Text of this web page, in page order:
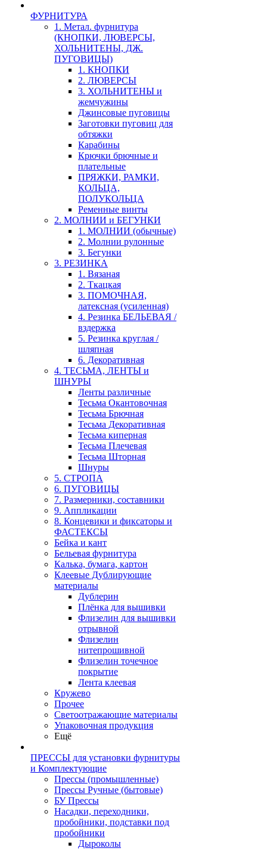
ФУРНИТУРА
1. Метал. фурнитура
(КНОПКИ, ЛЮВЕРСЫ,
ХОЛЬНИТЕНЫ, ДЖ.
ПУГОВИЦЫ)
1. КНОПКИ
2. ЛЮВЕРСЫ
3. ХОЛЬНИТЕНЫ и
жемчужины
Джинсовые пуговицы
Заготовки пуговиц для
обтяжки
Карабины
Крючки брючные и
плательные
ПРЯЖКИ, РАМКИ,
КОЛЬЦА,
ПОЛУКОЛЬЦА
Ременные винты
2. МОЛНИИ и БЕГУНКИ
1. МОЛНИИ (обычные)
2. Молнии рулонные
3. Бегунки
3. РЕЗИНКА
1. Вязаная
2. Ткацкая
3. ПОМОЧНАЯ,
латексная (усиленная)
4. Резинка БЕЛЬЕВАЯ /
вздержка
5. Резинка круглая /
шляпная
6. Декоративная
4. ТЕСЬМА, ЛЕНТЫ и
ШНУРЫ
Ленты различные
Тесьма Окантовочная
Тесьма Брючная
Тесьма Декоративная
Тесьма киперная
Тесьма Плечевая
Тесьма Шторная
Шнуры
5. СТРОПА
6. ПУГОВИЦЫ
7. Размерники, составники
9. Аппликации
8. Концевики и фиксаторы и
ФАСТЕКСЫ
Бейка и кант
Бельевая фурнитура
Калька, бумага, картон
Клеевые Дублирующие
материалы
Дублерин
Плёнка для вышивки
Флизелин для вышивки
отрывной
Флизелин
нитепрошивной
Флизелин точечное
покрытие
Лента клеевая
Кружево
Прочее
Светоотражающие материалы
Упаковочная продукция
Ещё
ПРЕССЫ для установки фурнитуры
и Комплектующие
Прессы (промышленные)
Прессы Ручные (бытовые)
БУ Прессы
Насадки, переходники,
пробойники, подставки под
пробойники
Дыроколы